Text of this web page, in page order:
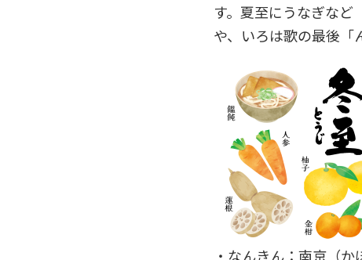
す。夏至にうなぎな
や、いろは歌の最後「
・なんきん：南京（か